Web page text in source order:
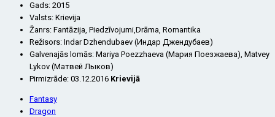
Gads: 2015
Valsts: Krievija
Žanrs: Fantāzija, Piedzīvojumi,Drāma, Romantika
Režisors: Indar Dzhendubaev (Индар Джендубаев)
Galvenajās lomās: Mariya Poezzhaeva (Мария Поезжаева), Matvey
Lykov (Матвей Лыков)
Pirmizrāde: 03.12.2016 Krievijā
Fantasy
Dragon